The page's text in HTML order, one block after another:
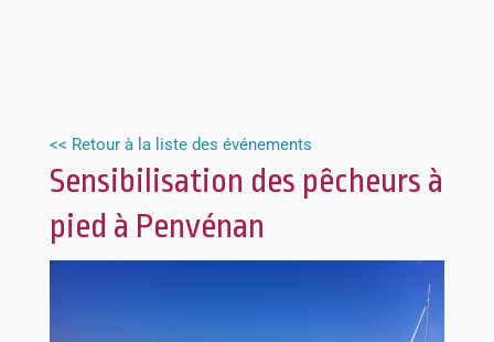
<< Retour à la liste des événements
Sensibilisation des pêcheurs à
pied à Penvénan